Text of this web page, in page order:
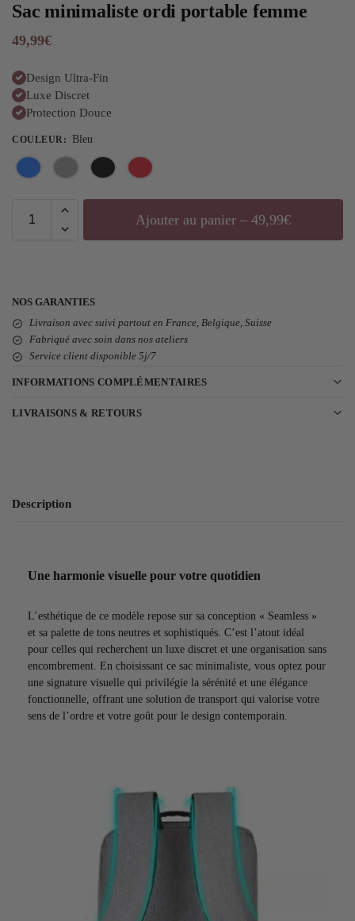
Sac minimaliste ordi portable femme
49,99€
Design Ultra-Fin
Luxe Discret
Protection Douce
COULEUR: Bleu
Ajouter au panier – 49,99€
NOS GARANTIES
Livraison avec suivi partout en France, Belgique, Suisse
Fabriqué avec soin dans nos ateliers
Service client disponible 5j/7
INFORMATIONS COMPLÉMENTAIRES
LIVRAISONS & RETOURS
Description
Une harmonie visuelle pour votre quotidien
L’esthétique de ce modèle repose sur sa conception « Seamless »
et sa palette de tons neutres et sophistiqués. C’est l’atout idéal
pour celles qui recherchent un luxe discret et une organisation sans
encombrement. En choisissant ce sac minimaliste, vous optez pour
une signature visuelle qui privilégie la sérénité et une élégance
fonctionnelle, offrant une solution de transport qui valorise votre
sens de l’ordre et votre goût pour le design contemporain.